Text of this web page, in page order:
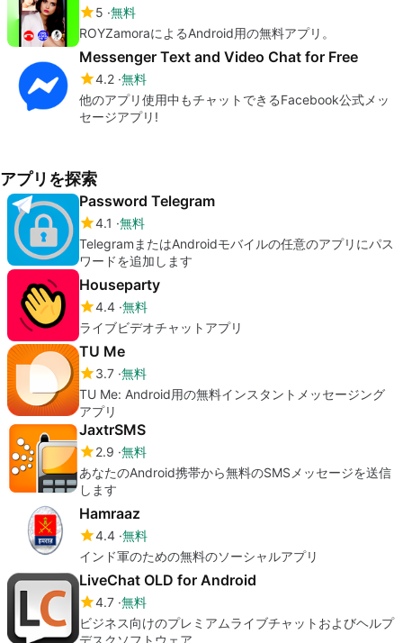
5 無料
ROYZamoraによるAndroid用の無料アプリ。
Messenger Text and Video Chat for Free
4.2 無料
他のアプリ使用中もチャットできるFacebook公式メッ
セージアプリ!
アプリを探索
Password Telegram
4.1 無料
TelegramまたはAndroidモバイルの任意のアプリにパス
ワードを追加します
Houseparty
4.4 無料
ライブビデオチャットアプリ
TU Me
3.7 無料
TU Me: Android用の無料インスタントメッセージング
アプリ
JaxtrSMS
2.9 無料
あなたのAndroid携帯から無料のSMSメッセージを送信
します
Hamraaz
4.4 無料
インド軍のための無料のソーシャルアプリ
LiveChat OLD for Android
4.7 無料
ビジネス向けのプレミアムライブチャットおよびヘルプ
デスクソフトウェア